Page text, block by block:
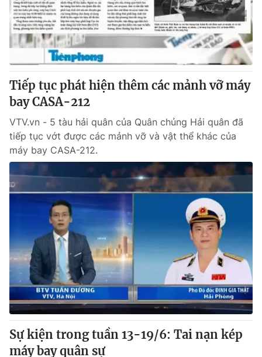
Tiếp tục phát hiện thêm các mảnh vỡ máy
bay CASA-212
VTV.vn - 5 tàu hải quân của Quân chủng Hải quân đã
tiếp tục vớt được các mảnh vỡ và vật thể khác của
máy bay CASA-212.
Sự kiện trong tuần 13-19/6: Tai nạn kép
máy bay quân sự